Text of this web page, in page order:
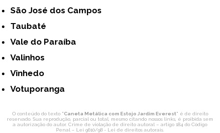
São José dos Campos
Taubaté
Vale do Paraíba
Valinhos
Vinhedo
Votuporanga
O conteúdo do texto "Caneta Metálica com Estojo Jardim Everest" é de direito
reservado. Sua reprodução, parcial ou total, mesmo citando nossos links, é proibida sem
a autorização do autor. Crime de violação de direito autoral – artigo 184 do Código
Penal – Lei 9610/98 - Lei de direitos autorais